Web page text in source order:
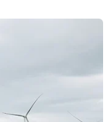
tài sản
kịp thời ngăn
với thủ đoạn